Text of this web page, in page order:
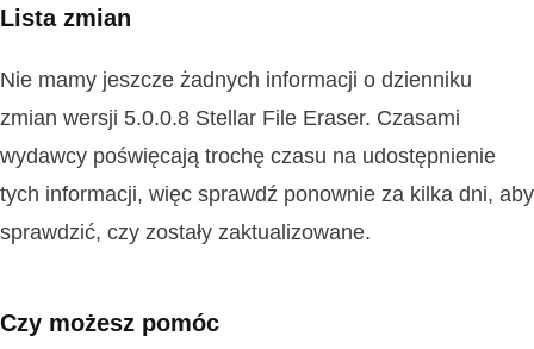
Lista zmian
Nie mamy jeszcze żadnych informacji o dzienniku
zmian wersji 5.0.0.8 Stellar File Eraser. Czasami
wydawcy poświęcają trochę czasu na udostępnienie
tych informacji, więc sprawdź ponownie za kilka dni, aby
sprawdzić, czy zostały zaktualizowane.
Czy możesz pomóc